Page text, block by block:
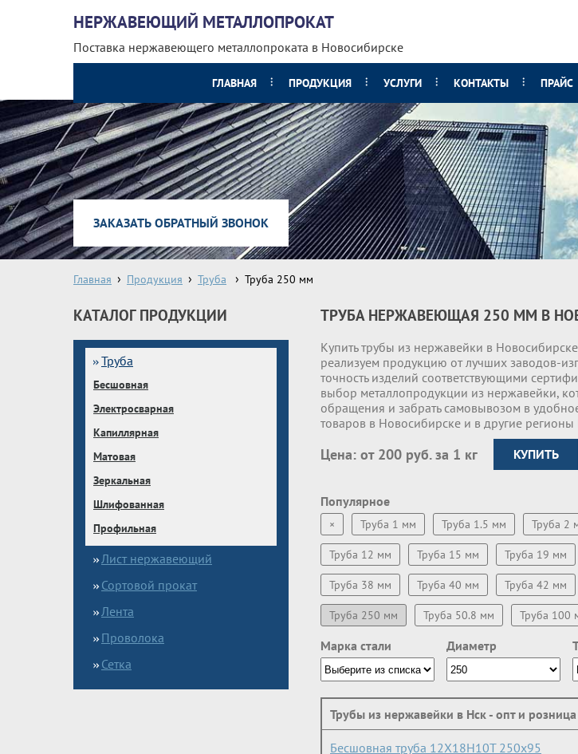
НЕРЖАВЕЮЩИЙ МЕТАЛЛОПРОКАТ
Поставка нержавеющего металлопроката в Новосибирске
ГЛАВНАЯ ПРОДУКЦИЯ УСЛУГИ КОНТАКТЫ ПРАЙС
ЗАКАЗАТЬ ОБРАТНЫЙ ЗВОНОК
Главная Продукция Труба Труба 250 мм
КАТАЛОГ ПРОДУКЦИИ
Труба
Бесшовная
Электросварная
Капиллярная
Матовая
Зеркальная
Шлифованная
Профильная
Лист нержавеющий
Сортовой прокат
Лента
Проволока
Сетка
ТРУБА НЕРЖАВЕЮЩАЯ 250 ММ В
Купить трубы из нержавейки в
реализуем продукцию от лучших заводов-
точность изделий соответствующими
выбор металлопродукции из нержавейки,
обращения и забрать самовывозом в
товаров в Новосибирске и в другие
Цена: от 200 руб. за 1 кг КУПИТЬ
Популярное
× Труба 1 мм Труба 1.5 мм Труба 2
Труба 12 мм Труба 15 мм Труба 19 мм
Труба 38 мм Труба 40 мм Труба 42 мм
Труба 250 мм Труба 50.8 мм Труба 100
Марка стали Диаметр
Трубы из нержавейки в Нск - опт и розница
Бесшовная труба 12Х18Н10Т 250х95